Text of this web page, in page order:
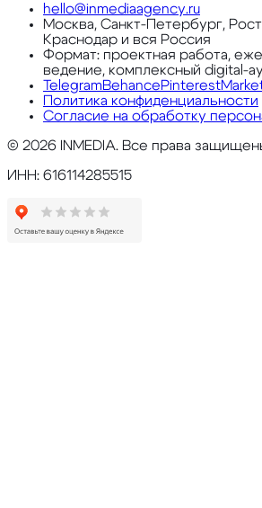
hello@inmediaagency.ru
Москва, Санкт-Петербург,
Краснодар и вся Россия
Формат: проектная работа,
ведение, комплексный digital-
TelegramBehancePinterest
Политика конфиденциальности
Согласие на обработку
© 2026 INMEDIA. Все права
ИНН: 616114285515